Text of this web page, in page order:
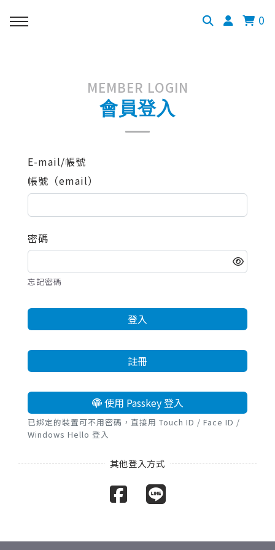
0
MEMBER LOGIN
會員登入
E-mail/帳號
帳號（email）
密碼
忘記密碼
登入
註冊
使用 Passkey 登入
已綁定的裝置可不用密碼，直接用 Touch ID / Face ID /
Windows Hello 登入